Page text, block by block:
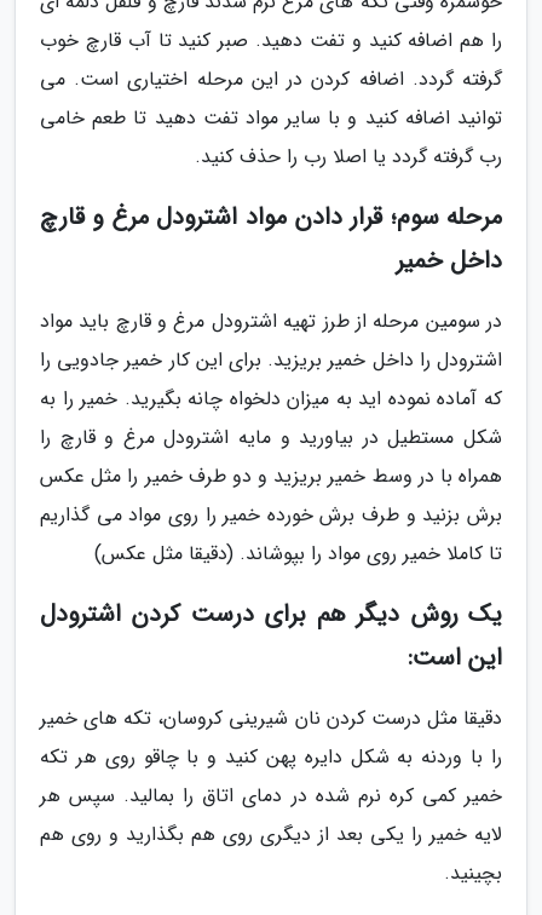
را هم اضافه کنید و تفت دهید. صبر کنید تا آب قارچ خوب
گرفته گردد. اضافه کردن در این مرحله اختیاری است. می
توانید اضافه کنید و با سایر مواد تفت دهید تا طعم خامی
رب گرفته گردد یا اصلا رب را حذف کنید.
مرحله سوم؛ قرار دادن مواد اشترودل مرغ و قارچ
داخل خمیر
در سومین مرحله از طرز تهیه اشترودل مرغ و قارچ باید مواد
اشترودل را داخل خمیر بریزید. برای این کار خمیر جادویی را
که آماده نموده اید به میزان دلخواه چانه بگیرید. خمیر را به
شکل مستطیل در بیاورید و مایه اشترودل مرغ و قارچ را
همراه با در وسط خمیر بریزید و دو طرف خمیر را مثل عکس
برش بزنید و طرف برش خورده خمیر را روی مواد می گذاریم
تا کاملا خمیر روی مواد را بپوشاند. (دقیقا مثل عکس)
یک روش دیگر هم برای درست کردن اشترودل
این است:
دقیقا مثل درست کردن نان شیرینی کروسان، تکه های خمیر
را با وردنه به شکل دایره پهن کنید و با چاقو روی هر تکه
خمیر کمی کره نرم شده در دمای اتاق را بمالید. سپس هر
لایه خمیر را یکی بعد از دیگری روی هم بگذارید و روی هم
بچینید.